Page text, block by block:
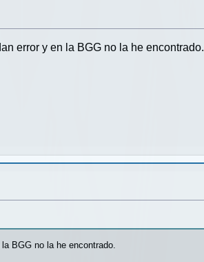
error y en la BGG no la he encontrado.
BGG no la he encontrado.